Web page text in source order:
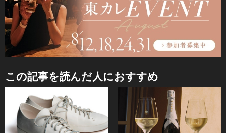
この記事を読んだ人におすすめ